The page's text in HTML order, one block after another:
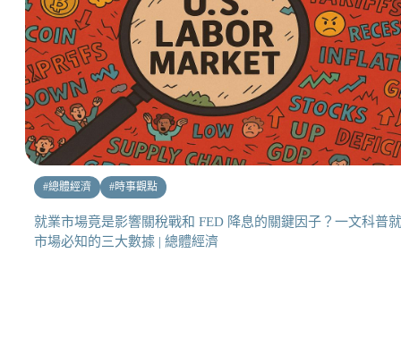
#總體經濟 #時事觀點
就業市場竟是影響關稅戰和 FED 降息的關鍵因子？一文科普
市場必知的三大數據 | 總體經濟